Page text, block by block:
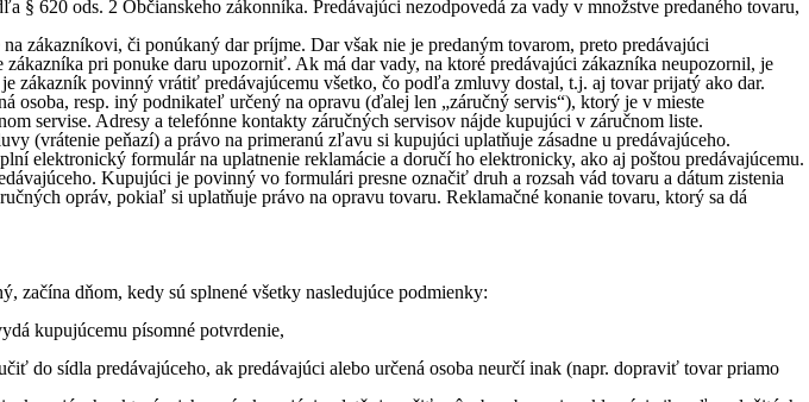
620 ods. 2 Občianskeho zákonníka. Predávajúci nezodpovedá za vady v množstve predaného tovaru,
zákazníkovi, či ponúkaný dar príjme. Dar však nie je predaným tovarom, preto predávajúci
pri ponuke daru upozorniť. Ak má dar vady, na ktoré predávajúci zákazníka neupozornil, je
povinný vrátiť predávajúcemu všetko, čo podľa zmluvy dostal, t.j. aj tovar prijatý ako dar.
osoba, resp. iný podnikateľ určený na opravu (ďalej len „záručný servis“), ktorý je v mieste
servise. Adresy a telefónne kontakty záručných servisov nájde kupujúci v záručnom liste.
(vrátenie peňazí) a právo na primeranú zľavu si kupujúci uplatňuje zásadne u predávajúceho.
elektronický formulár na uplatnenie reklamácie a doručí ho elektronicky, ako aj poštou predávajúcemu.
Kupujúci je povinný vo formulári presne označiť druh a rozsah vád tovaru a dátum zistenia
opráv, pokiaľ si uplatňuje právo na opravu tovaru. Reklamačné konanie tovaru, ktorý sa dá
začína dňom, kedy sú splnené všetky nasledujúce podmienky:
kupujúcemu písomné potvrdenie,
do sídla predávajúceho, ak predávajúci alebo určená osoba neurčí inak (napr. dopraviť tovar priamo